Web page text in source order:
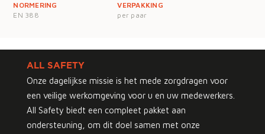
NORMERING
EN 388
VERPAKKING
per paar
ALL SAFETY
Onze dagelijkse missie is het mede zorgdragen voor
een veilige werkomgeving voor u en uw medewerkers.
All Safety biedt een compleet pakket aan
ondersteuning, om dit doel samen met onze